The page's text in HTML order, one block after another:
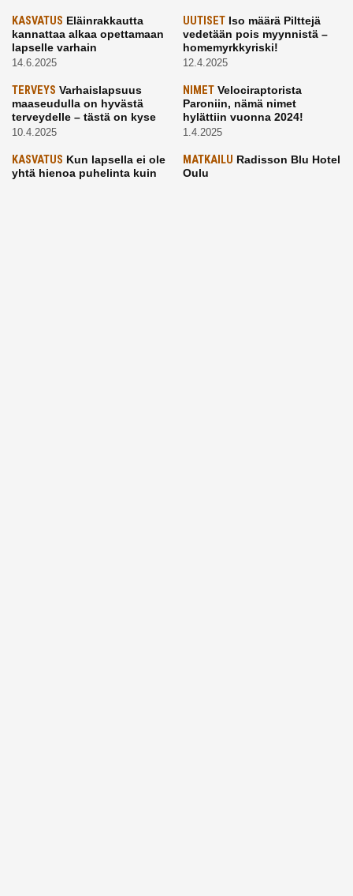
KASVATUS Eläinrakkautta
kannattaa alkaa opettamaan
lapselle varhain
14.6.2025
UUTISETIso määrä Pilttejä
vedetään pois myynnistä –
homemyrkkyriski!
12.4.2025
TERVEYS Varhaislapsuus
maaseudulla on hyvästä
terveydelle – tästä on kyse
10.4.2025
NIMETVelociraptorista
Paroniin, nämä nimet
hylättiin vuonna 2024!
1.4.2025
KASVATUS Kun lapsella ei ole
yhtä hienoa puhelinta kuin
MATKAILU Radisson Blu Hotel
Oulu